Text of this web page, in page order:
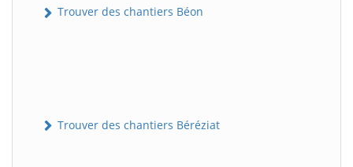
Trouver des chantiers Béon
Trouver des chantiers Béréziat